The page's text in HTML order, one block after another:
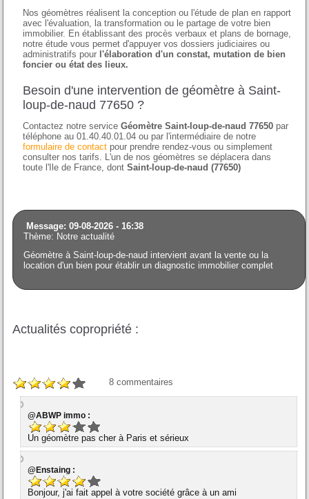
Nos géomètres réalisent la conception ou l'étude de plan en rapport
avec l'évaluation, la transformation ou le partage de votre bien
immobilier. En établissant des procès verbaux et plans de bornage,
notre étude vous permet d'appuyer vos dossiers judiciaires ou
administratifs pour l'élaboration d'un constat, mutation de bien
foncier ou état des lieux.
Besoin d'une intervention de géomètre à Saint-
loup-de-naud 77650 ?
Contactez notre serviceGéomètre Saint-loup-de-naud 77650 par
téléphone au 01.40.40.01.04 ou par l'intermédiaire de notre
formulaire de contact pour prendre rendez-vous ou simplement
consulter nos tarifs. L'un de nos géomètres se déplacera dans
toute l'Ile de France, dontSaint-loup-de-naud (77650)
Message: 09-08-2026 - 16:38
Thème: Notre actualité
Géomètre à Saint-loup-de-naud intervient avant la vente ou la
location d'un bien pour établir un diagnostic immobilier complet
Actualités copropriété :
8 commentaires
@ABWP immo :
Un géomètre pas cher à Paris et sérieux
@Enstaing :
Bonjour, j'ai fait appel à votre société grâce à un ami